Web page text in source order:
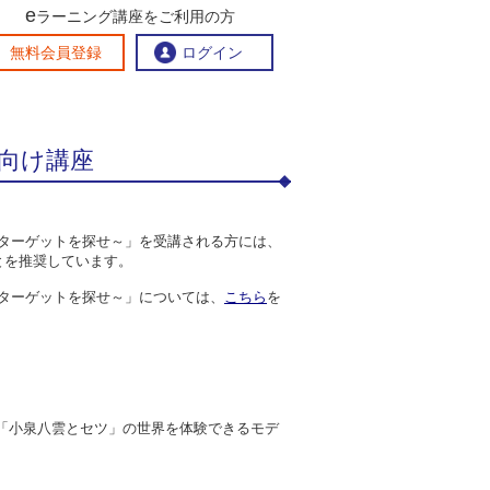
民連携講座
お問い合わせ
流ひろば
方創生に役立つコンテンツ集
eラーニング講座をご利用の方
無料会員登録 ログイン
け講座
ゲットを探せ～」を受講される方には、
推奨しています。
ゲットを探せ～」については、 こちら を
泉八雲とセツ」の世界を体験できるモデ